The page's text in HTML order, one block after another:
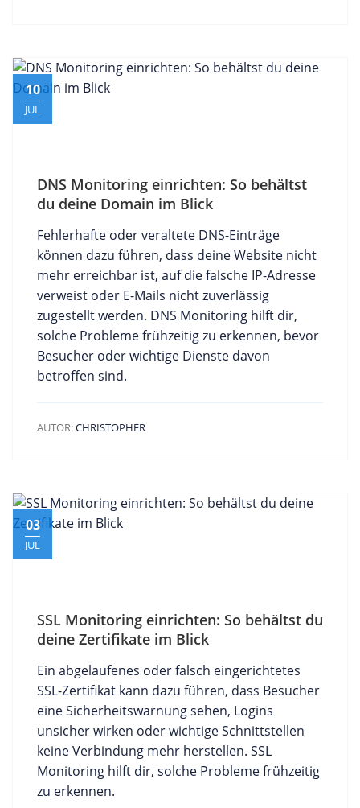
10
JUL
DNS Monitoring einrichten: So behältst
du deine Domain im Blick
Fehlerhafte oder veraltete DNS-Einträge
können dazu führen, dass deine Website nicht
mehr erreichbar ist, auf die falsche IP-Adresse
verweist oder E-Mails nicht zuverlässig
zugestellt werden. DNS Monitoring hilft dir,
solche Probleme frühzeitig zu erkennen, bevor
Besucher oder wichtige Dienste davon
betroffen sind.
AUTOR:CHRISTOPHER
03
JUL
SSL Monitoring einrichten: So behältst du
deine Zertifikate im Blick
Ein abgelaufenes oder falsch eingerichtetes
SSL-Zertifikat kann dazu führen, dass Besucher
eine Sicherheitswarnung sehen, Logins
unsicher wirken oder wichtige Schnittstellen
keine Verbindung mehr herstellen. SSL
Monitoring hilft dir, solche Probleme frühzeitig
zu erkennen.